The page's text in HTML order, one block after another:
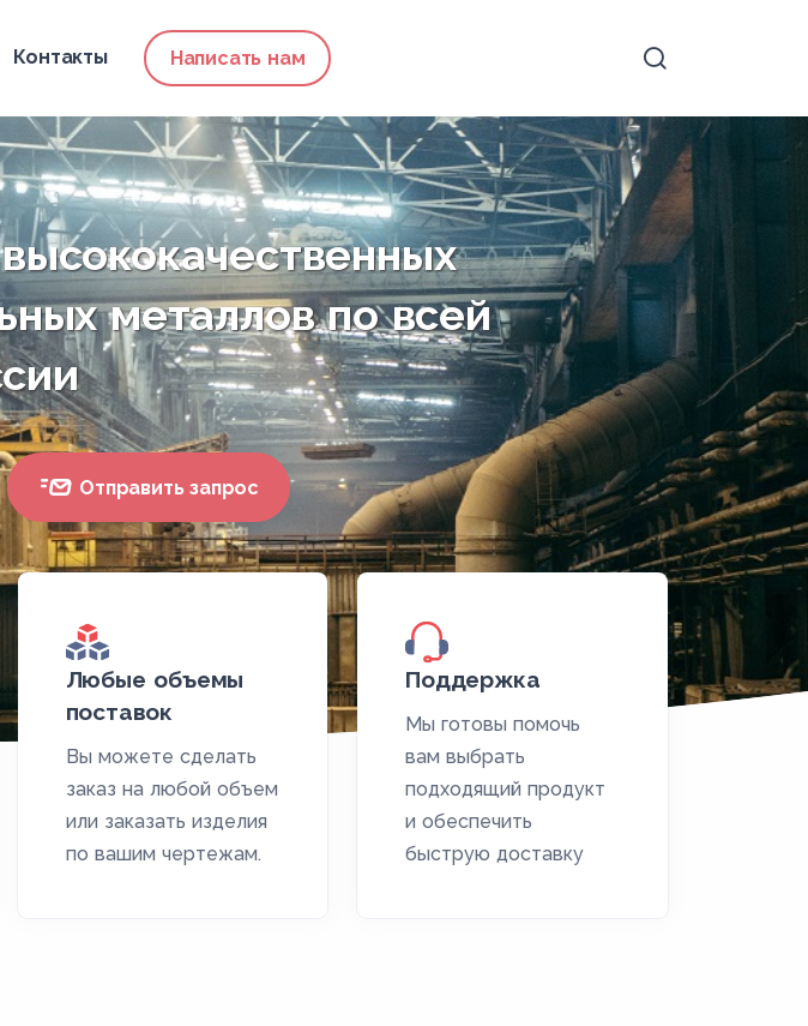
Контакты Написать нам
металлов по всей
Отправить запрос
Любые объемы
поставок
Вы можете сделать
заказ на любой объем
или заказать изделия
по вашим чертежам.
Поддержка
Мы готовы помочь
вам выбрать
подходящий продукт
и обеспечить
быструю доставку